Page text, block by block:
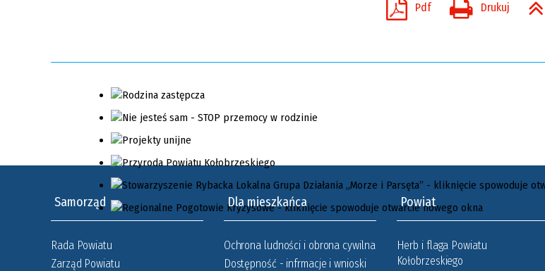
Pdf Drukuj
Samorząd
Rada Powiatu
Zarząd Powiatu
Dla mieszkańca
Ochrona ludności i obrona cywilna
Dostępność - infrmacje i wnioski
Powiat
Herb i flaga Powiatu
Kołobrzeskiego